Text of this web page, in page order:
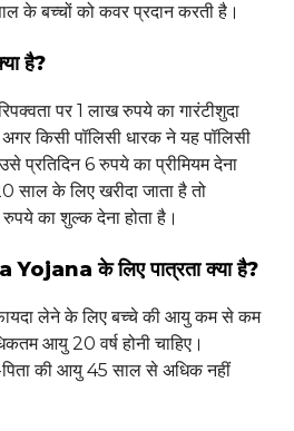
के बच्चों को कवर प्रदान करती है।
है?
पर 1 लाख रुपये का गारंटीशुदा
किसी पॉलिसी धारक ने यह पॉलिसी
प्रतिदिन 6 रुपये का प्रीमियम देना
साल के लिए खरीदा जाता है तो
रुपये का शुल्क देना होता है।
के लिए पात्रता क्या है?
फायदा लेने के लिए बच्चे की आयु कम से कम
आयु 20 वर्ष होनी चाहिए।
पिता की आयु 45 साल से अधिक नहीं